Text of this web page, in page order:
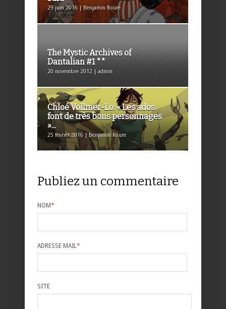
29 juin 2016 | Benjamin Roure
The Mystic Archives of
Dantalian #1 **
20 novembre 2012 | admin
Chloé Vollmer-Lo: « Les ados
font de très bons personnages
»...
25 février 2016 | Benjamin Roure
Publiez un commentaire
NOM*
ADRESSE MAIL*
SITE